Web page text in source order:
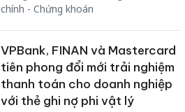
chính - Chứng khoán
VPBank, FINAN và Mastercard
tiên phong đổi mới trải nghiệm
thanh toán cho doanh nghiệp
với thẻ ghi nợ phi vật lý